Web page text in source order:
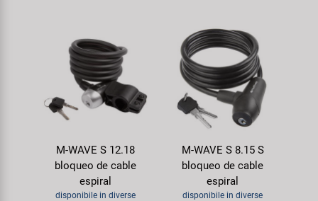
M-WAVE S 12.18
bloqueo de cable
espiral
disponibile in diverse
M-WAVE S 8.15 S
bloqueo de cable
espiral
disponibile in diverse